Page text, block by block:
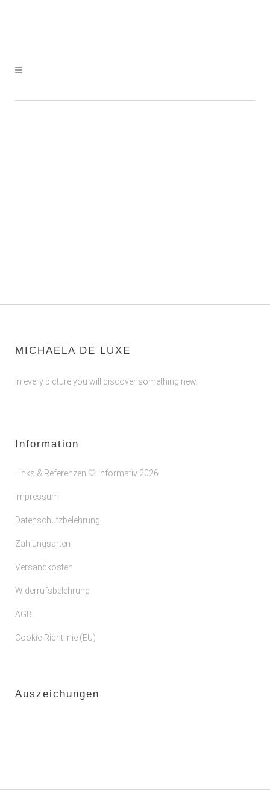
MICHAELA DE LUXE
In every picture you will discover something new.
Information
Links & Referenzen 🤍 informativ 2026
Impressum
Datenschutzbelehrung
Zahlungsarten
Versandkosten
Widerrufsbelehrung
AGB
Cookie-Richtlinie (EU)
Auszeichungen